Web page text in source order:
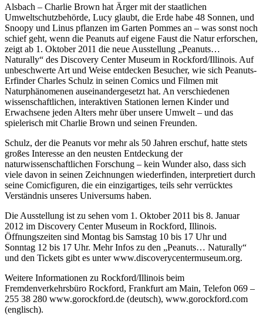
Alsbach – Charlie Brown hat Ärger mit der staatlichen
Umweltschutzbehörde, Lucy glaubt, die Erde habe 48 Sonnen, und
Snoopy und Linus pflanzen im Garten Pommes an – was sonst noch
schief geht, wenn die Peanuts auf eigene Faust die Natur erforschen,
zeigt ab 1. Oktober 2011 die neue Ausstellung „Peanuts…
Naturally“ des Discovery Center Museum in Rockford/Illinois. Auf
unbeschwerte Art und Weise entdecken Besucher, wie sich Peanuts-
Erfinder Charles Schulz in seinen Comics und Filmen mit
Naturphänomenen auseinandergesetzt hat. An verschiedenen
wissenschaftlichen, interaktiven Stationen lernen Kinder und
Erwachsene jeden Alters mehr über unsere Umwelt – und das
spielerisch mit Charlie Brown und seinen Freunden.
Schulz, der die Peanuts vor mehr als 50 Jahren erschuf, hatte stets
großes Interesse an den neusten Entdeckung der
naturwissenschaftlichen Forschung – kein Wunder also, dass sich
viele davon in seinen Zeichnungen wiederfinden, interpretiert durch
seine Comicfiguren, die ein einzigartiges, teils sehr verrücktes
Verständnis unseres Universums haben.
Die Ausstellung ist zu sehen vom 1. Oktober 2011 bis 8. Januar
2012 im Discovery Center Museum in Rockford, Illinois.
Öffnungszeiten sind Montag bis Samstag 10 bis 17 Uhr und
Sonntag 12 bis 17 Uhr. Mehr Infos zu den „Peanuts… Naturally“
und den Tickets gibt es unter www.discoverycentermuseum.org.
Weitere Informationen zu Rockford/Illinois beim
Fremdenverkehrsbüro Rockford, Frankfurt am Main, Telefon 069 –
255 38 280 www.gorockford.de (deutsch), www.gorockford.com
(englisch).